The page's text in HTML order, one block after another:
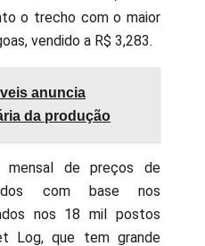
o trecho com o maior
vendido a R$ 3,283.
anuncia
da produção
de preços de
com base nos
nos 18 mil postos
Log, que tem grande